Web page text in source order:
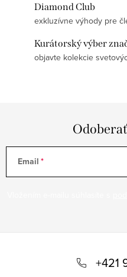
Diamond Club
exkluzívne výhody pre
Kurátorský výber
objavte kolekcie
Email
+421